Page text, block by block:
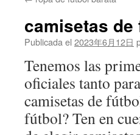
camisetas
Publicada el 2023年6月12日
Tenemos las
oficiales tanto
camisetas de
fútbol? Ten en